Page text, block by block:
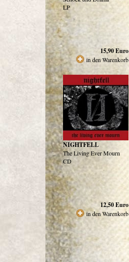
LP
15,90Euro
in den Warenkorb
NIGHTFELL
The Living Ever Mourn
CD
12,50Euro
in den Warenkorb